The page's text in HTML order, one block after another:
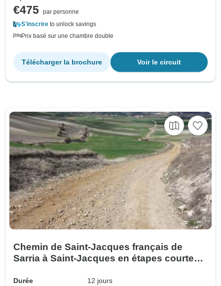
€475 par personne
S'inscrire to unlock savings
Prix basé sur une chambre double
Voir le circuit
Télécharger la brochure
Chemin de Saint-Jacques français de
Sarria à Saint-Jacques en étapes courtes
Durée
12 jours